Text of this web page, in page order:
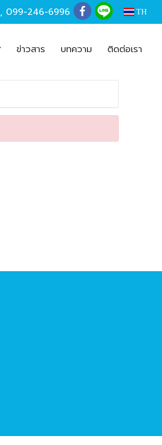
, 099-246-6996 TH
ข่าวสาร บทความ ติดต่อเรา